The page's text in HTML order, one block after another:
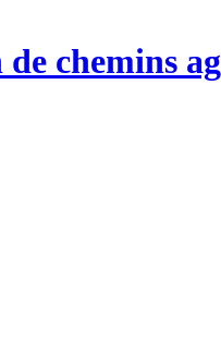
chemins